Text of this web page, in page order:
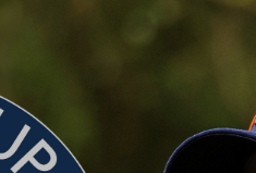
BLASER CUP 2026